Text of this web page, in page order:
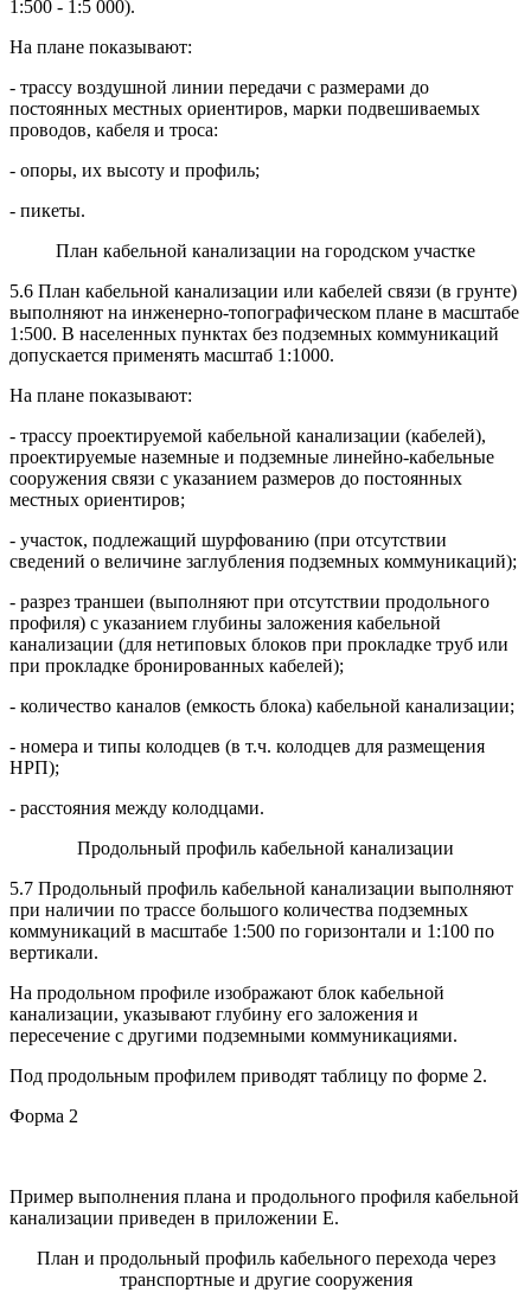
1:500 - 1:5 000).
На плане показывают:
- трассу воздушной линии передачи с размерами до
постоянных местных ориентиров, марки подвешиваемых
проводов, кабеля и троса:
- опоры, их высоту и профиль;
- пикеты.
План кабельной канализации на городском участке
5.6 План кабельной канализации или кабелей связи (в грунте)
выполняют на инженерно-топографическом плане в масштабе
1:500. В населенных пунктах без подземных коммуникаций
допускается применять масштаб 1:1000.
На плане показывают:
- трассу проектируемой кабельной канализации (кабелей),
проектируемые наземные и подземные линейно-кабельные
сооружения связи с указанием размеров до постоянных
местных ориентиров;
- участок, подлежащий шурфованию (при отсутствии
сведений о величине заглубления подземных коммуникаций);
- разрез траншеи (выполняют при отсутствии продольного
профиля) с указанием глубины заложения кабельной
канализации (для нетиповых блоков при прокладке труб или
при прокладке бронированных кабелей);
- количество каналов (емкость блока) кабельной канализации;
- номера и типы колодцев (в т.ч. колодцев для размещения
НРП);
- расстояния между колодцами.
Продольный профиль кабельной канализации
5.7 Продольный профиль кабельной канализации выполняют
при наличии по трассе большого количества подземных
коммуникаций в масштабе 1:500 по горизонтали и 1:100 по
вертикали.
На продольном профиле изображают блок кабельной
канализации, указывают глубину его заложения и
пересечение с другими подземными коммуникациями.
Под продольным профилем приводят таблицу по форме 2.
Форма 2
Пример выполнения плана и продольного профиля кабельной
канализации приведен в приложении Е.
План и продольный профиль кабельного перехода через
транспортные и другие сооружения